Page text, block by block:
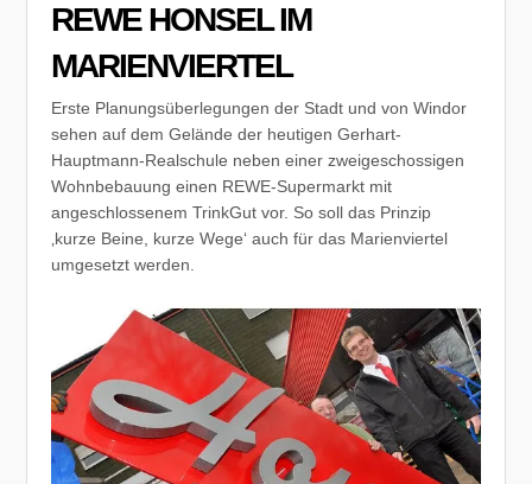
REWE HONSEL IM
MARIENVIERTEL
Erste Planungsüberlegungen der Stadt und von Windor
sehen auf dem Gelände der heutigen Gerhart-
Hauptmann-Realschule neben einer zweigeschossigen
Wohnbebauung einen REWE-Supermarkt mit
angeschlossenem TrinkGut vor. So soll das Prinzip
‚kurze Beine, kurze Wege‘ auch für das Marienviertel
umgesetzt werden.